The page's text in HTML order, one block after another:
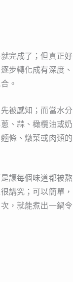
完成了；但真正好
步轉化成有深度、
。
被感知；而當水分
、蒜、橄欖油或奶
條、燉菜或肉類的
讓每個味道都被熬
講究；可以簡單，
，就能煮出一鍋令